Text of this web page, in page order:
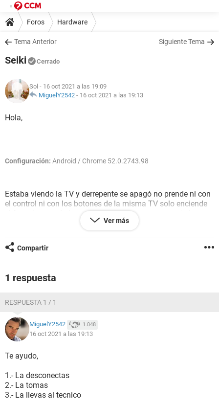
Foros Hardware
Tema Anterior Siguiente Tema
Seiki Cerrado
Sol - 16 oct 2021 a las 19:09
MiguelY2542 - 16 oct 2021 a las 19:13
Hola,
Configuración: Android / Chrome 52.0.2743.98
Estaba viendo la TV y derrepente se apagó no prende ni con
el control ni con los botones de la misma TV solo enciende
si me di cuánta esque normalmente prenden 3 poquitos y
Si alguien me puede ayudar es una smartv marca seiki
Ver más
Compartir
1 respuesta
RESPUESTA 1 / 1
MiguelY2542 1.048
16 oct 2021 a las 19:13
Te ayudo,
1.- La desconectas
2.- La tomas
3.- La llevas al tecnico